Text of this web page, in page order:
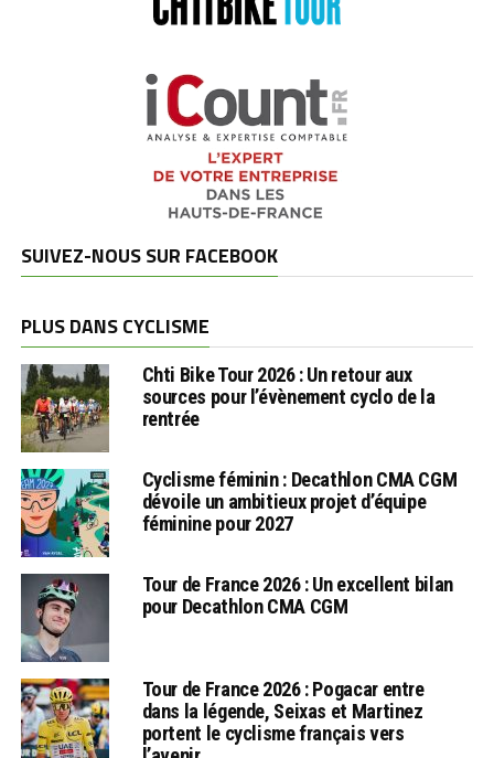
SUIVEZ-NOUS SUR FACEBOOK
PLUS DANS CYCLISME
Chti Bike Tour 2026 : Un retour aux
sources pour l’évènement cyclo de la
rentrée
Cyclisme féminin : Decathlon CMA CGM
dévoile un ambitieux projet d’équipe
féminine pour 2027
Tour de France 2026 : Un excellent bilan
pour Decathlon CMA CGM
Tour de France 2026 : Pogacar entre
dans la légende, Seixas et Martinez
portent le cyclisme français vers